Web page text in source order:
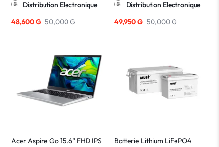
Distribution Electronique
50,000G
48,600G
OfficeDistribution Electronique
50,000G
49,950G
Acer Aspire Go 15.6” FHD IPS
Batterie Lithium LiFePO4